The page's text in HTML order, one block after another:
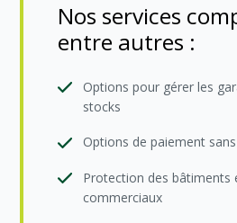
Nos services
entre autres :
Options pour gérer les
stocks
Options de paiement
Protection des bâtiments
commerciaux